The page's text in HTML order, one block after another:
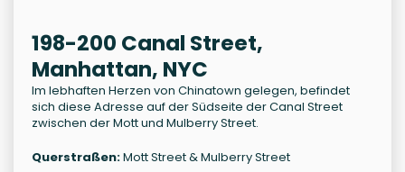
198-200 Canal Street,
Manhattan, NYC
Im lebhaften Herzen von Chinatown gelegen, befindet
sich diese Adresse auf der Südseite der Canal Street
zwischen der Mott und Mulberry Street.
Querstraßen:Mott Street & Mulberry Street